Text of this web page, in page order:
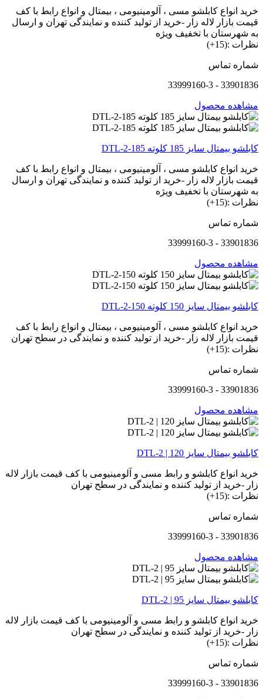
خرید انواع کابلشو مسی ، آلومینیومی ، بیمتال و انواع رابط با کف
قیمت بازار لاله زار -خرید از تولید کننده و نمایندگی تهران و ارسال
به شهرستان با تخفیف ویژه
نظرات :(15+)
شماره تماس
33901836 - 33999160-3
مشاهده محصول
کابلشو بیمتال سایز 185 کلوته DTL-2-185
خرید انواع کابلشو مسی ، آلومینیومی ، بیمتال و انواع رابط با کف
قیمت بازار لاله زار -خرید از تولید کننده و نمایندگی تهران و ارسال
به شهرستان با تخفیف ویژه
نظرات :(15+)
شماره تماس
33901836 - 33999160-3
مشاهده محصول
کابلشو بیمتال سایز 150 کلوته DTL-2-150
خرید انواع کابلشو مسی ، آلومینیومی ، بیمتال و انواع رابط با کف
قیمت بازار لاله زار -خرید از تولید کننده و نمایندگی در سطح تهران
نظرات :(15+)
شماره تماس
33901836 - 33999160-3
مشاهده محصول
کابلشو بیمتال سایز 120 | DTL-2
خرید انواع کابلشو و رابط مسی و آلومینیومی با کف قیمت بازار لاله
زار -خرید از تولید کننده و نمایندگی در سطح تهران
نظرات :(15+)
شماره تماس
33901836 - 33999160-3
مشاهده محصول
کابلشو بیمتال سایز 95 | DTL-2
خرید انواع کابلشو و رابط مسی و آلومینیومی با کف قیمت بازار لاله
زار -خرید از تولید کننده و نمایندگی در سطح تهران
نظرات :(15+)
شماره تماس
33901836 - 33999160-3